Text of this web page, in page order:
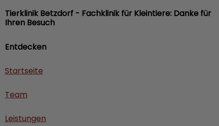
Entdecken
Startseite
Team
Leistungen
Tierklinik Betzdorf - Fachklinik für Kleintiere: Danke für
Ihren Besuch